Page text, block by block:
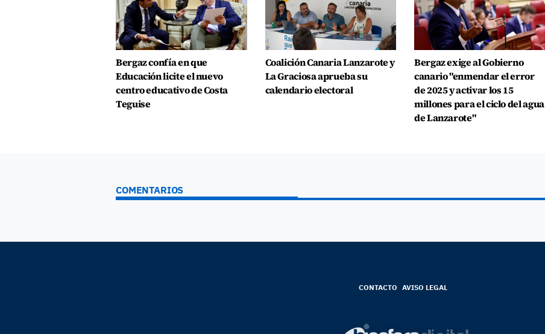
Bergaz confía en que
Educación licite el nuevo
centro educativo de Costa
Teguise
Coalición Canaria Lanzarote y
La Graciosa aprueba su
calendario electoral
Bergaz exige al Gobierno
canario "enmendar el error
de 2025 y activar los 15
millones para el ciclo del agua
de Lanzarote"
COMENTARIOS
CONTACTO AVISO LEGAL